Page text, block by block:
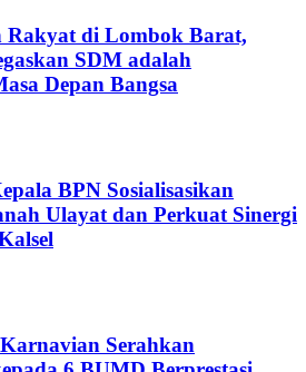
Rakyat di Lombok Barat,
SDM adalah
Depan Bangsa
BPN Sosialisasikan
Ulayat dan Perkuat Sinergi
Serahkan